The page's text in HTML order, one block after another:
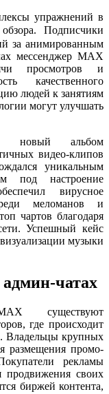
упражнений в
Подписчики
за анимированным
мессенджер MAX
просмотров и
качественного
людей к занятиям
могут улучшать
новый альбом
видео-клипов
уникальным
под настроение
вирусное
меломанов и
чартов благодаря
Успешный кейс
музыки
чатах
существуют
где происходит
Владельцы крупных
размещения промо-
рекламы
продвижения своих
биржей контента,